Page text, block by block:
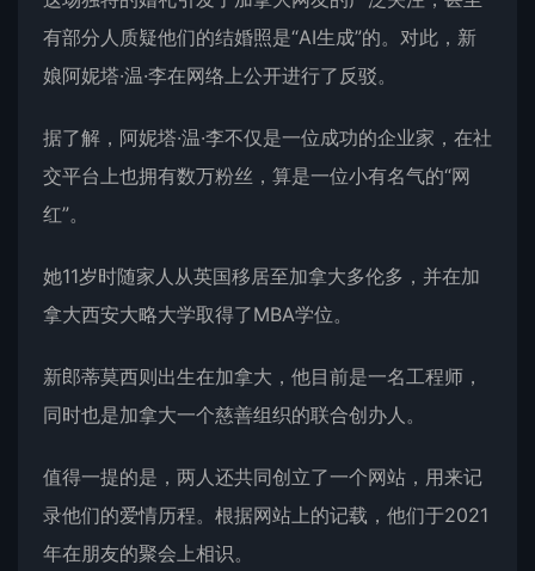
有部分人质疑他们的结婚照是“AI生成”的。对此，新
娘阿妮塔·温·李在网络上公开进行了反驳。
据了解，阿妮塔·温·李不仅是一位成功的企业家，在社
交平台上也拥有数万粉丝，算是一位小有名气的“网
红”。
她11岁时随家人从英国移居至加拿大多伦多，并在加
拿大西安大略大学取得了MBA学位。
新郎蒂莫西则出生在加拿大，他目前是一名工程师，
同时也是加拿大一个慈善组织的联合创办人。
值得一提的是，两人还共同创立了一个网站，用来记
录他们的爱情历程。根据网站上的记载，他们于2021
年在朋友的聚会上相识。